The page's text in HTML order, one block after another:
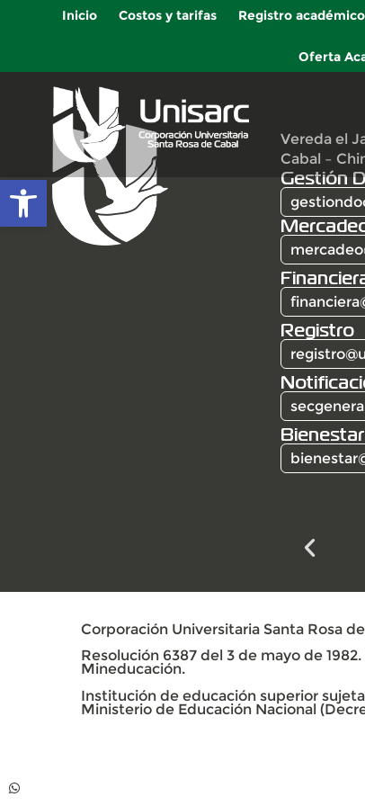
Abrir barra de herramientas
Inicio Costos y tarifas Registro académico
Oferta
Vereda el
Cabal –
Gestión
Registro
Corporación Universitaria Santa Rosa
Resolución 6387 del 3 de mayo de
Mineducación.
Institución de educación superior
Ministerio de Educación Nacional